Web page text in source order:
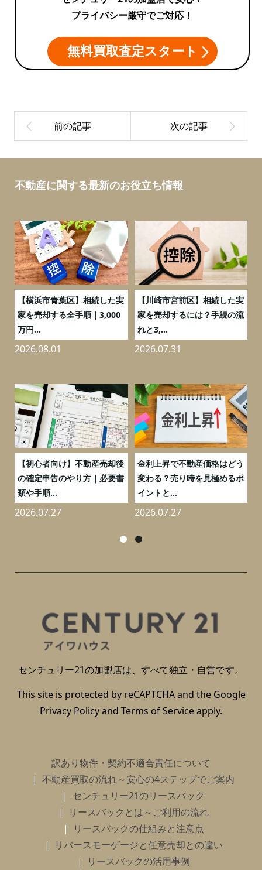
プライバシー厳守でご対応！
無料買取査定スタート
不動産に関する最新のお役立ち情報
【横浜市青葉区】相続した実
家を売却する全手順｜3,000
万円...
2026.08.01
【川崎市宮前区】相続した実
家を売却するには？手続の流
れと3,...
2026.07.31
【初心者向け】不動産売却後
の確定申告のやり方｜必要書
類や手順...
2026.07.27
金利上昇で不動産価格はどう
変わる？売り時を見極めるポ
イントと...
2026.07.27
センチュリー21の加盟店は、すべて独立・自営です。
This site is protected by reCAPTCHA and the Google
Privacy Policyand Terms of Serviceapply.
訳あり物件・契約不適合責任について
不動産買取の流れ～安心の4ステップでご案内
センチュリー21のリースバック
リースバックとは～ご利用の流れ
リースバックの仕組みと注意点
リバースモーゲージと任意売却との違い
リースバックの活用事例